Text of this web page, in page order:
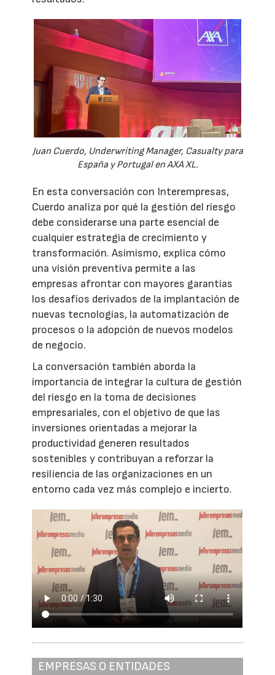
Juan Cuerdo, Underwriting Manager, Casualty para
España y Portugal en AXA XL.
En esta conversación con Interempresas,
Cuerdo analiza por qué la gestión del riesgo
debe considerarse una parte esencial de
cualquier estrategia de crecimiento y
transformación. Asimismo, explica cómo
una visión preventiva permite a las
empresas afrontar con mayores garantías
los desafíos derivados de la implantación de
nuevas tecnologías, la automatización de
procesos o la adopción de nuevos modelos
de negocio.
La conversación también aborda la
importancia de integrar la cultura de gestión
del riesgo en la toma de decisiones
empresariales, con el objetivo de que las
inversiones orientadas a mejorar la
productividad generen resultados
sostenibles y contribuyan a reforzar la
resiliencia de las organizaciones en un
entorno cada vez más complejo e incierto.
EMPRESAS O ENTIDADES